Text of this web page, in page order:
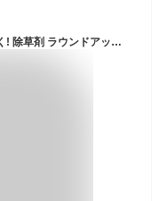
ミント スギナ ドクダミ オオバコ 笹 竹に効く! 除草剤 ラウンドアップ マックスロードAL III (そのままシャワー速攻・持続タイプ) 4.5L 日産ラウンド 雑草 グリホサート 林業 庭掃除 マンション ガレージ 学校 駐車場 除草 液体除草剤